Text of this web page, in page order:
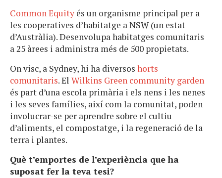
Common Equity és un organisme principal per a
les cooperatives d’habitatge a NSW (un estat
d’Austràlia). Desenvolupa habitatges comunitaris
a 25 àrees i administra més de 500 propietats.
On visc, a Sydney, hi ha diversos horts
comunitaris. El Wilkins Green community garden
és part d’una escola primària i els nens i les nenes
i les seves famílies, així com la comunitat, poden
involucrar-se per aprendre sobre el cultiu
d’aliments, el compostatge, i la regeneració de la
terra i plantes.
Què t’emportes de l’experiència que ha
suposat fer la teva tesi?